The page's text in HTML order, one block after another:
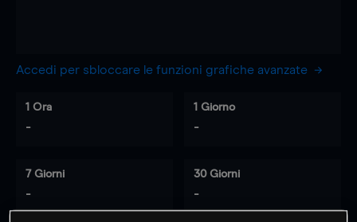
Accedi per sbloccare le funzioni grafiche avanzate
1 Ora
-
1 Giorno
-
7 Giorni
-
30 Giorni
-